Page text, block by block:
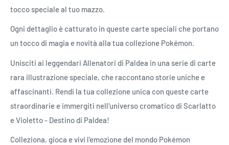
tocco speciale al tuo mazzo.
Ogni dettaglio è catturato in queste carte speciali che portano
un tocco di magia e novità alla tua collezione Pokémon.
Unisciti ai leggendari Allenatori di Paldea in una serie di carte
rara illustrazione speciale, che raccontano storie uniche e
affascinanti. Rendi la tua collezione unica con queste carte
straordinarie e immergiti nell'universo cromatico di Scarlatto
e Violetto - Destino di Paldea!
Colleziona, gioca e vivi l'emozione del mondo Pokémon